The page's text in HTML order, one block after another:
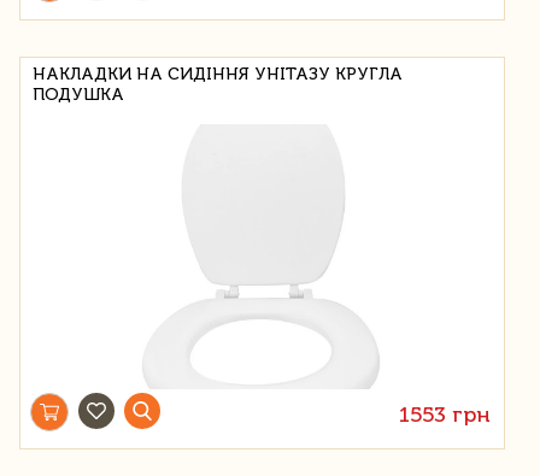
НАКЛАДКИ НА СИДІННЯ УНІТАЗУ КРУГЛА
ПОДУШКА
1553 грн